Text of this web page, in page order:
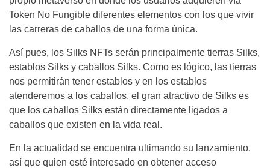
Token No Fungible diferentes elementos con los que vivir
las carreras de caballos de una forma única.
Así pues, los Silks NFTs serán principalmente tierras Silks,
establos Silks y caballos Silks. Como es lógico, las tierras
nos permitirán tener establos y en los establos
atenderemos a los caballos, el gran atractivo de Silks es
que los caballos Silks están directamente ligados a
caballos que existen en la vida real.
En la actualidad se encuentra ultimando su lanzamiento,
así que quien esté interesado en obtener acceso